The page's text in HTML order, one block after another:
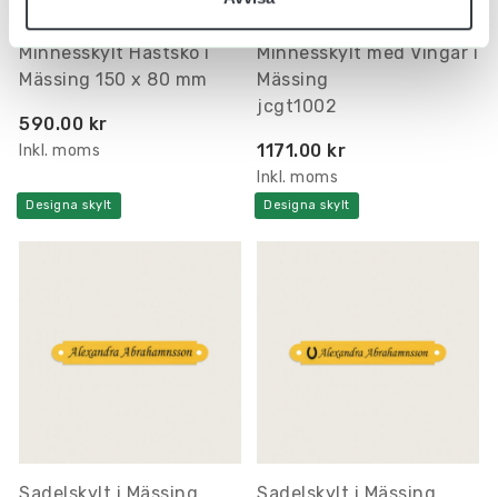
Minnesskylt Hästsko i
Mässing 150 x 80 mm
590.00 kr
Inkl. moms
Designa skylt
Minnesskylt med Vingar i
Mässing
jcgt1002
1171.00 kr
Inkl. moms
Designa skylt
Sadelskylt i Mässing
Sadelskylt i Mässing